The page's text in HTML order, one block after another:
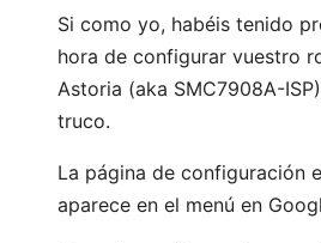
Si como yo, habéis tenido
hora de configurar vuestro
Astoria (aka SMC7908A-
truco.
La página de configuración
aparece en el menú en